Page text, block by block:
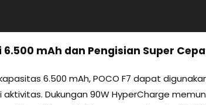
6.500 mAh dan Pengisian Super
6.500 mAh, POCO F7 dapat
Dukungan 90W HyperCharge